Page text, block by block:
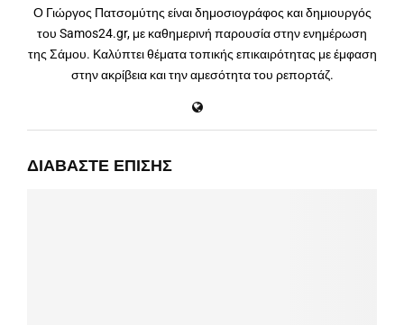
Ο Γιώργος Πατσομύτης είναι δημοσιογράφος και δημιουργός
του Samos24.gr, με καθημερινή παρουσία στην ενημέρωση
της Σάμου. Καλύπτει θέματα τοπικής επικαιρότητας με έμφαση
στην ακρίβεια και την αμεσότητα του ρεπορτάζ.
ΔΙΑΒΆΣΤΕ ΕΠΊΣΗΣ